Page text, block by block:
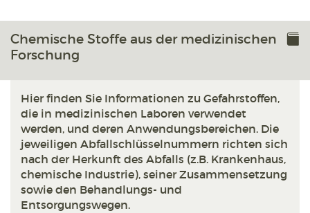
Chemische Stoffe aus der medizinischen
Forschung
Hier finden Sie Informationen zu Gefahrstoffen,
die in medizinischen Laboren verwendet
werden, und deren Anwendungsbereichen. Die
jeweiligen Abfallschlüsselnummern richten sich
nach der Herkunft des Abfalls (z.B. Krankenhaus,
chemische Industrie), seiner Zusammensetzung
sowie den Behandlungs- und
Entsorgungswegen.